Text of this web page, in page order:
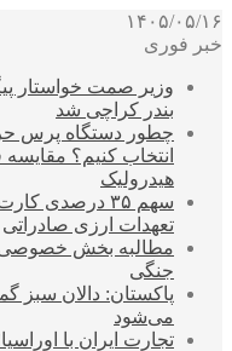
۱۴۰۵/۰۵/۱۶
خبر فوری
وزیر صمت خواستار
بندر کراچی شد
چطور دستگاه پرس
انتخاب کنیم؟
هیدرولیک
سهم ۳۵ درصدی
تعهدات ارزی صادراتی
مطالبه بخش خصوصی
جنگی
پاکستان: دالان سبز
می‌شود
تجارت ایران با